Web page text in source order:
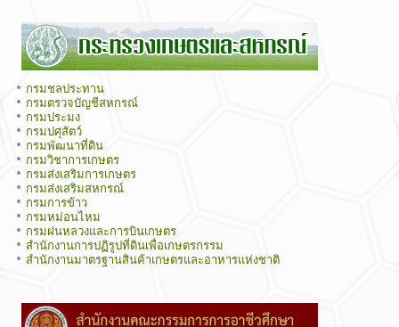
กรมชลประทาน
กรมตรวจบัญชีสหกรณ์
กรมประมง
กรมปศุสัตว์
กรมพัฒนาที่ดิน
กรมวิชาการเกษตร
กรมส่งเสริมการเกษตร
กรมส่งเสริมสหกรณ์
กรมการข้าว
กรมหม่อนไหม
กรมฝนหลวงและการบินเกษตร
สำนักงานการปฏิรูปที่ดินเพื่อเกษตรกรรม
สำนักงานมาตรฐานสินค้าเกษตรและอาหารแห่งชาติ